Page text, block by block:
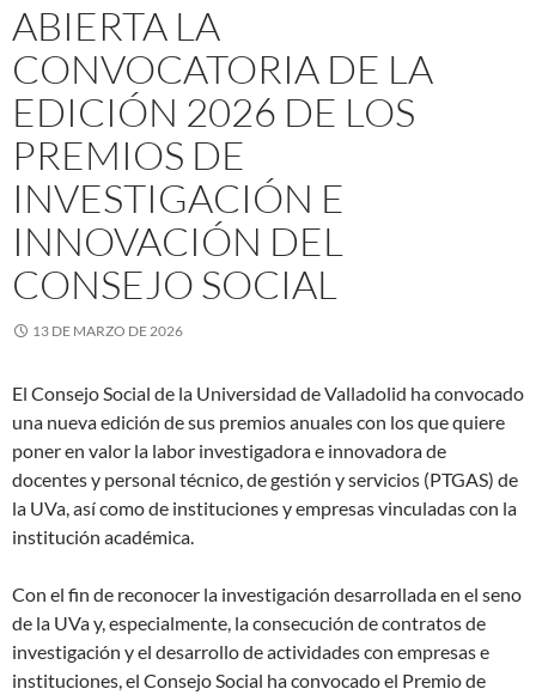
ABIERTA LA
CONVOCATORIA DE LA
EDICIÓN 2026 DE LOS
PREMIOS DE
INVESTIGACIÓN E
INNOVACIÓN DEL
CONSEJO SOCIAL
13 DE MARZO DE 2026
El Consejo Social de la Universidad de Valladolid ha convocado
una nueva edición de sus premios anuales con los que quiere
poner en valor la labor investigadora e innovadora de
docentes y personal técnico, de gestión y servicios (PTGAS) de
la UVa, así como de instituciones y empresas vinculadas con la
institución académica.
Con el fin de reconocer la investigación desarrollada en el seno
de la UVa y, especialmente, la consecución de contratos de
investigación y el desarrollo de actividades con empresas e
instituciones, el Consejo Social ha convocado el Premio de